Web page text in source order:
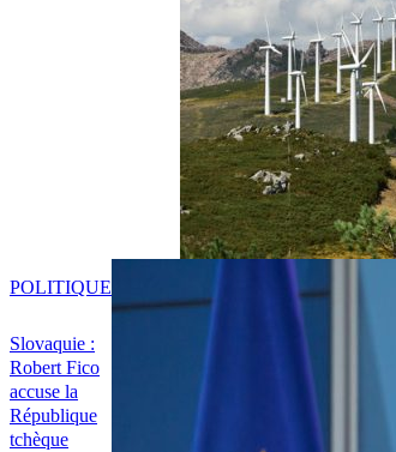
Slovaquie :
Robert Fico
accuse la
République
tchèque
POLITIQUE